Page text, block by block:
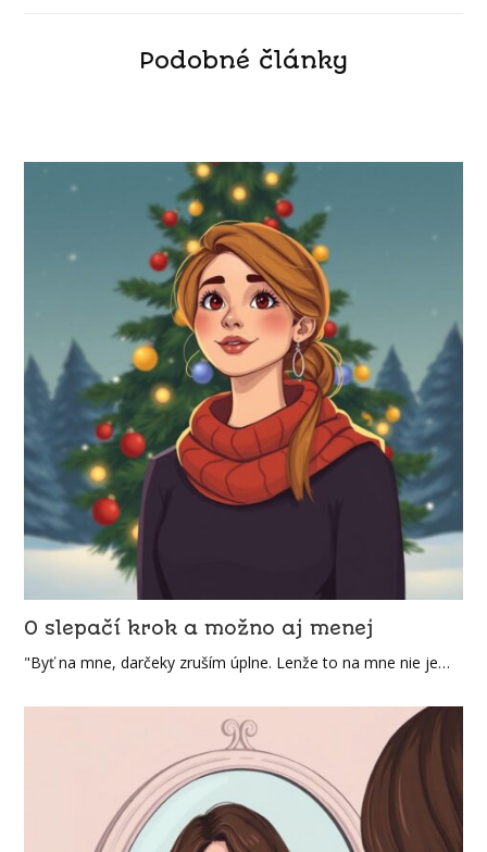
Podobné články
O slepačí krok a možno aj menej
"Byť na mne, darčeky zruším úplne. Lenže to na mne nie je…